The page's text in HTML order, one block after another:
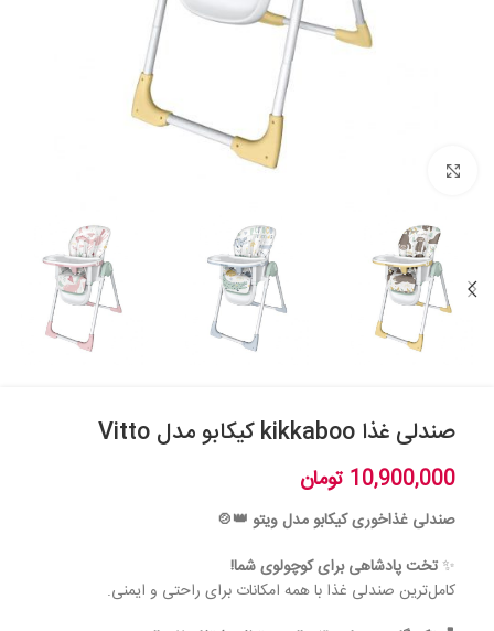
صندلی غذا kikkaboo کیکابو مدل Vitto
10,900,000 تومان
صندلی غذاخوری کیکابو مدل ویتو 👑🍲
✨تخت پادشاهی برای کوچولوی شما!
کامل‌ترین صندلی غذا با همه امکانات برای راحتی و ایمنی.